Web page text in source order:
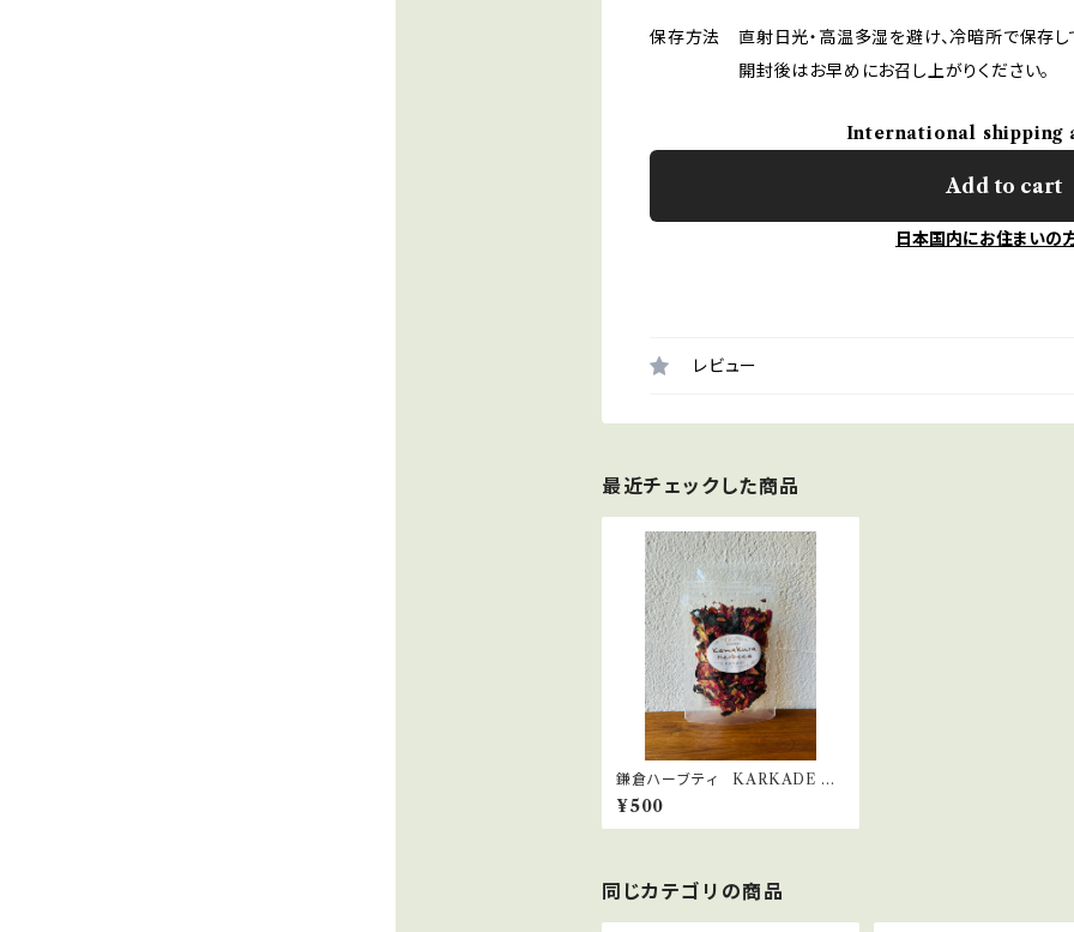
保存方法 直射日光・高温多湿を避け、冷暗所で保存し
開封後はお早めにお召し上がりください。
International shipping
Add to cart
日本国内にお住まいの
レビュー
最近チェックした商品
鎌倉ハーブティ KARKADE カ
ルカード 10ｇ
¥500
同じカテゴリの商品